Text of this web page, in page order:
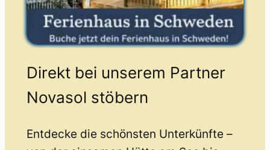
Direkt bei unserem Partner
Novasol stöbern
Entdecke die schönsten Unterkünfte –